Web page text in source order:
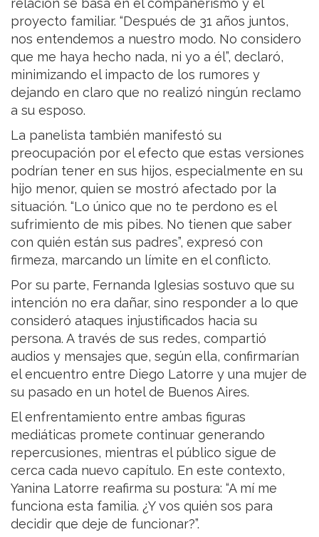
relación se basa en el compañerismo y el
proyecto familiar. “Después de 31 años juntos,
nos entendemos a nuestro modo. No considero
que me haya hecho nada, ni yo a él”, declaró,
minimizando el impacto de los rumores y
dejando en claro que no realizó ningún reclamo
a su esposo.
La panelista también manifestó su
preocupación por el efecto que estas versiones
podrían tener en sus hijos, especialmente en su
hijo menor, quien se mostró afectado por la
situación. “Lo único que no te perdono es el
sufrimiento de mis pibes. No tienen que saber
con quién están sus padres”, expresó con
firmeza, marcando un límite en el conflicto.
Por su parte, Fernanda Iglesias sostuvo que su
intención no era dañar, sino responder a lo que
consideró ataques injustificados hacia su
persona. A través de sus redes, compartió
audios y mensajes que, según ella, confirmarían
el encuentro entre Diego Latorre y una mujer de
su pasado en un hotel de Buenos Aires.
El enfrentamiento entre ambas figuras
mediáticas promete continuar generando
repercusiones, mientras el público sigue de
cerca cada nuevo capítulo. En este contexto,
Yanina Latorre reafirma su postura: “A mí me
funciona esta familia. ¿Y vos quién sos para
decidir que deje de funcionar?”.